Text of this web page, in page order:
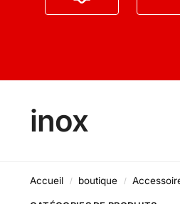
inox
Accueil / boutique /